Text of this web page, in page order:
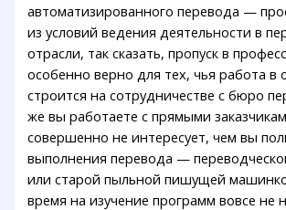
автоматизированного перевода —
из условий ведения деятельности в
отрасли, так сказать, пропуск в
особенно верно для тех, чья работа в
строится на сотрудничестве с бюро
же вы работаете с прямыми
совершенно не интересует, чем вы
выполнения перевода —
или старой пыльной пишущей
время на изучение программ вовсе не